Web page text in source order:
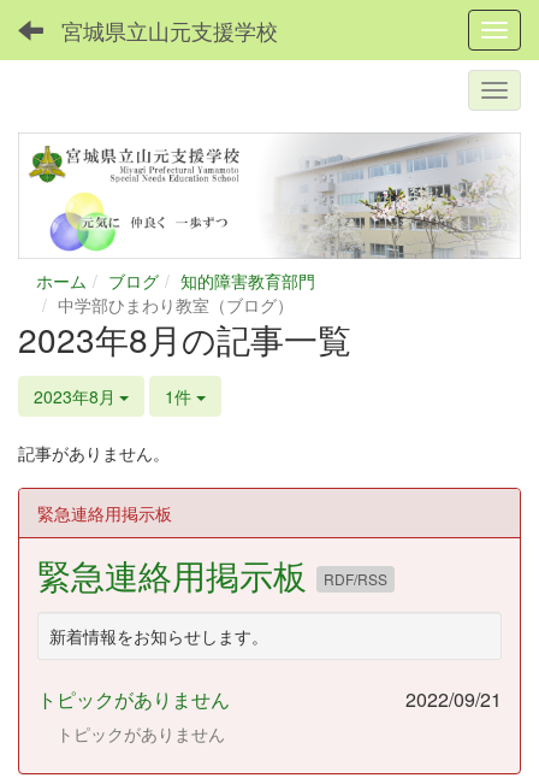
宮城県立山元支援学校
ホーム ブログ
知的障害教育部門
中学部ひまわり教室（ブログ）
2023年8月の記事一覧
2023年8月 1件
記事がありません。
緊急連絡用掲示板
緊急連絡用掲示板 RDF/RSS
新着情報をお知らせします。
トピックがありません 2022/09/21
トピックがありません